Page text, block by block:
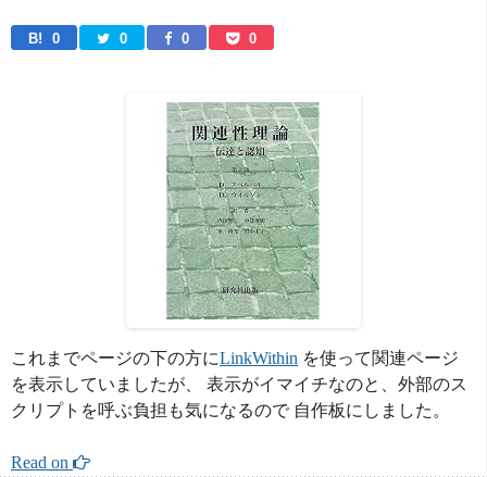
B! 0 0 0 0
これまでページの下の方にLinkWithin を使って関連ページ
を表示していましたが、 表示がイマイチなのと、外部のス
クリプトを呼ぶ負担も気になるので 自作板にしました。
Read on